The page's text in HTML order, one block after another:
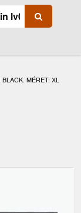
MÉRET: XL